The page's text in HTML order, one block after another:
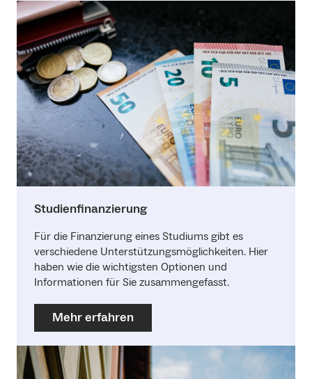
Studienfinanzierung
Für die Finanzierung eines Studiums gibt es
verschiedene Unterstützungsmöglichkeiten. Hier
haben wie die wichtigsten Optionen und
Informationen für Sie zusammengefasst.
Mehr erfahren